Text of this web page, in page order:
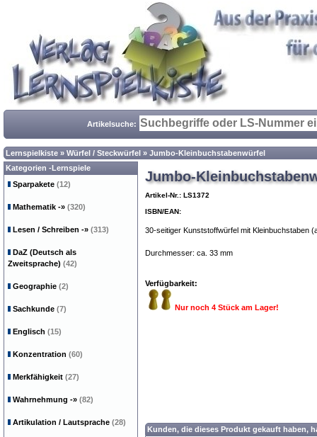
Artikelsuche:
Lernspielkiste » Würfel / Steckwürfel » Jumbo-Kleinbuchstabenwürfel
Jumbo-
Artikel-Nr.: LS1372
ISBN/EAN:
30-seitiger Kunststoffwürfel mit Kleinbuchstaben
Durchmesser: ca. 33 mm
Verfügbarkeit:
Nur noch 4 Stück am Lager!
Kunden, die dieses Produkt gekauft haben,
Kategorien -Lernspiele
Sparpakete (12)
Mathematik -» (320)
Lesen / Schreiben -» (313)
DaZ (Deutsch als
Zweitsprache) (42)
Geographie (2)
Sachkunde (7)
Englisch (15)
Konzentration (60)
Merkfähigkeit (27)
Wahrnehmung -» (82)
Artikulation / Lautsprache (28)